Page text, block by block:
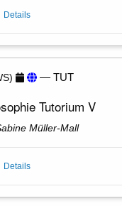
Details
— TUT
Tutorium V
Müller-Mall
Details